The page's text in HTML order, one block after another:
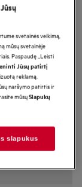
cm 7000
ir „SoftSpikes“.
funkciją
svetainės veikimą,
mūsų svetainėje
Paspaudę „Leisti
Jūsų patirtį
reklamą.
naršymo patirtis ir
mūsųSlapukų
slapukus